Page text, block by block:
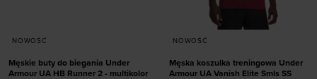
NOWOŚĆ
Męskie buty do biegania Under
Armour UA HB Runner 2 - multikolor
NOWOŚĆ
Męska koszulka treningowa Under
Armour UA Vanish Elite Smls SS